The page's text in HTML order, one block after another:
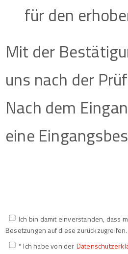
für den
Mit der
uns nach der
Nach dem
eine
Ich bin damit einverstanden, dass
Besetzungen auf diese
* Ich habe von der